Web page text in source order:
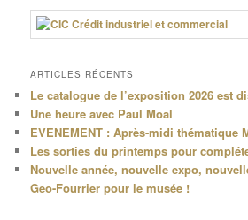
ARTICLES RÉCENTS
Le catalogue de l’exposition 2026 est
Une heure avec Paul Moal
EVENEMENT : Après-midi thématique
Les sorties du printemps pour
Nouvelle année, nouvelle expo,
Geo-Fourrier pour le musée !